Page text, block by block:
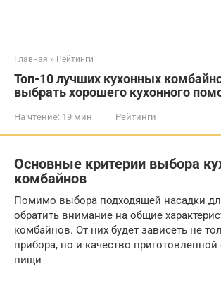
Главная » Рейтинги
Топ-10 лучших кухонных
выбрать хорошего кухонного
На чтение: 19 мин Рейтинги
Основные критерии выбора
комбайнов
Помимо выбора подходящей насадки
обратить внимание на общие
комбайнов. От них будет зависеть не
прибора, но и качество
пищи